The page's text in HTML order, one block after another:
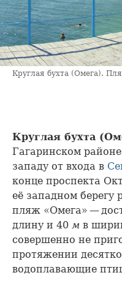
Круглая бухта (Омега).
Круглая бухта
Гагаринском
западу от входа в
конце проспекта
её западном берегу
пляж «Омега» —
длину и 40 м в
совершенно не
протяжении
водоплавающие